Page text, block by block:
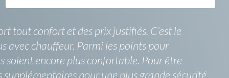
tout confort et des prix justifiés. C’est le
avec chauffeur. Parmi les points pour
soient encore plus confortable. Pour être
pour une plus grande sécurité